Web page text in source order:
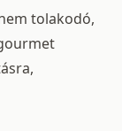
tolakodó,